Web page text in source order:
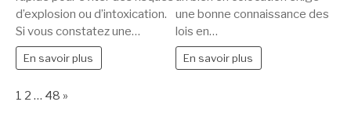
Nos
experts
interviennent
immédiatement
d’explosion ou d’intoxication.
Si vous constatez une…
En savoir plus
en
une bonne connaissance des
lois en…
En savoir plus
Page:
1 2 … 48 Next
»